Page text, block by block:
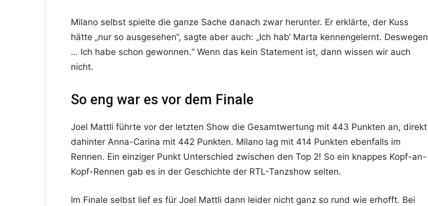
Milano selbst spielte die ganze Sache danach zwar herunter. Er erklärte, der Kuss
hätte „nur so ausgesehen“, sagte aber auch: „Ich hab‘ Marta kennengelernt. Deswegen
… Ich habe schon gewonnen.“ Wenn das kein Statement ist, dann wissen wir auch
nicht.
So eng war es vor dem Finale
Joel Mattli führte vor der letzten Show die Gesamtwertung mit 443 Punkten an, direkt
dahinter Anna-Carina mit 442 Punkten. Milano lag mit 414 Punkten ebenfalls im
Rennen. Ein einziger Punkt Unterschied zwischen den Top 2! So ein knappes Kopf-an-
Kopf-Rennen gab es in der Geschichte der RTL-Tanzshow selten.
Im Finale selbst lief es für Joel Mattli dann leider nicht ganz so rund wie erhofft. Bei